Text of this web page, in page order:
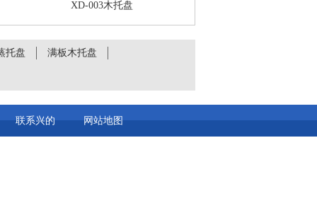
XD-003木托盘
托盘 满板木托盘
联系兴的 网站地图